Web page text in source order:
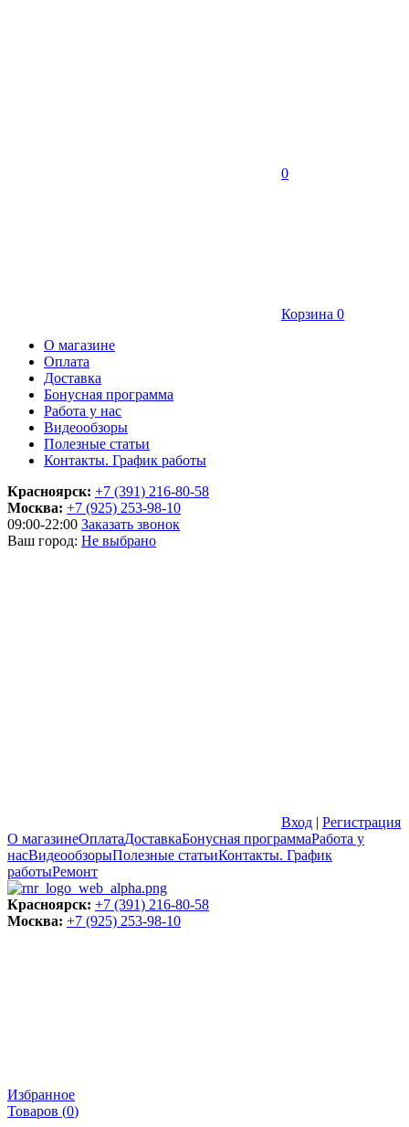
0
Корзина 0
О магазине
Оплата
Доставка
Бонусная программа
Работа у нас
Видеообзоры
Полезные статьи
Контакты. График работы
Красноярск: +7 (391) 216-80-58
Москва: +7 (925) 253-98-10
09:00-22:00 Заказать звонок
Ваш город: Не выбрано
Вход | Регистрация
О магазинеОплатаДоставкаБонусная программаРабота у
насВидеообзорыПолезные статьиКонтакты. График
работыРемонт
Красноярск: +7 (391) 216-80-58
Москва: +7 (925) 253-98-10
Избранное
Товаров (0)